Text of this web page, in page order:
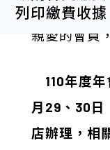
列印繳費收據
親愛的會員
110年度年
月29、30日
店辦理，相